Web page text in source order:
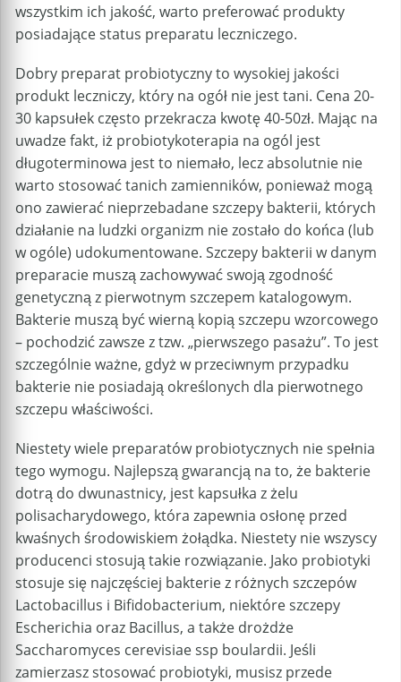
wszystkim ich jakość, warto preferować produkty
posiadające status preparatu leczniczego.
Dobry preparat probiotyczny to wysokiej jakości
produkt leczniczy, który na ogół nie jest tani. Cena 20-
30 kapsułek często przekracza kwotę 40-50zł. Mając na
uwadze fakt, iż probiotykoterapia na ogól jest
długoterminowa jest to niemało, lecz absolutnie nie
warto stosować tanich zamienników, ponieważ mogą
ono zawierać nieprzebadane szczepy bakterii, których
działanie na ludzki organizm nie zostało do końca (lub
w ogóle) udokumentowane. Szczepy bakterii w danym
preparacie muszą zachowywać swoją zgodność
genetyczną z pierwotnym szczepem katalogowym.
Bakterie muszą być wierną kopią szczepu wzorcowego
– pochodzić zawsze z tzw. „pierwszego pasażu”. To jest
szczególnie ważne, gdyż w przeciwnym przypadku
bakterie nie posiadają określonych dla pierwotnego
szczepu właściwości.
Niestety wiele preparatów probiotycznych nie spełnia
tego wymogu. Najlepszą gwarancją na to, że bakterie
dotrą do dwunastnicy, jest kapsułka z żelu
polisacharydowego, która zapewnia osłonę przed
kwaśnych środowiskiem żołądka. Niestety nie wszyscy
producenci stosują takie rozwiązanie. Jako probiotyki
stosuje się najczęściej bakterie z różnych szczepów
Lactobacillus i Bifidobacterium, niektóre szczepy
Escherichia oraz Bacillus, a także drożdże
Saccharomyces cerevisiae ssp boulardii. Jeśli
zamierzasz stosować probiotyki, musisz przede